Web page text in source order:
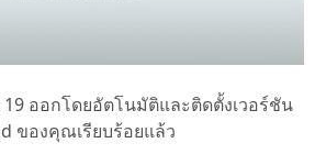
19 ออกโดยอัตโนมัติและติดตั้งเวอร์ชัน
ของคุณเรียบร้อยแล้ว